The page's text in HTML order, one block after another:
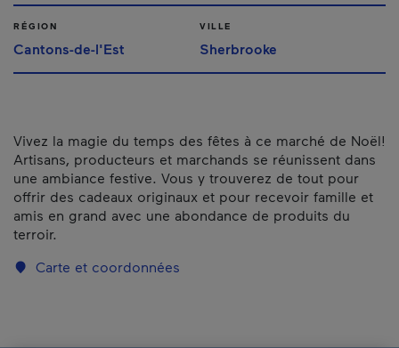
RÉGION
Cantons-de-l'Est
VILLE
Sherbrooke
Vivez la magie du temps des fêtes à ce marché de Noël!
Artisans, producteurs et marchands se réunissent dans
une ambiance festive. Vous y trouverez de tout pour
offrir des cadeaux originaux et pour recevoir famille et
amis en grand avec une abondance de produits du
terroir.
Carte et coordonnées